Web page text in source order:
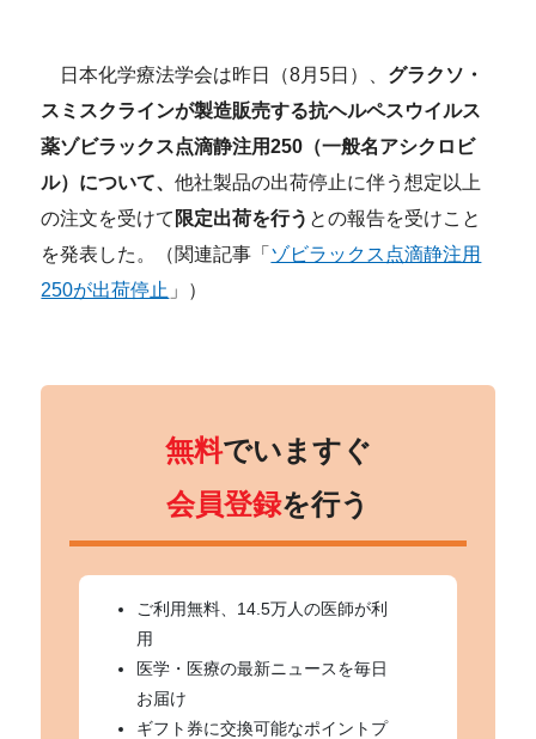
日本化学療法学会は昨日（8月5日）、 グラクソ・
スミスクラインが製造販売する抗ヘルペスウイルス
薬ゾビラックス点滴静注用250（一般名アシクロビ
ル）について、他社製品の出荷停止に伴う想定以上
の注文を受けて 限定出荷を行う との報告を受けこと
を発表した。（関連記事「 ゾビラックス点滴静注用
250が出荷停止 」）
無料でいますぐ
会員登録を行う
ご利用無料、14.5万人の医師が利
用
医学・医療の最新ニュースを毎日
お届け
ギフト券に交換可能なポイントプ